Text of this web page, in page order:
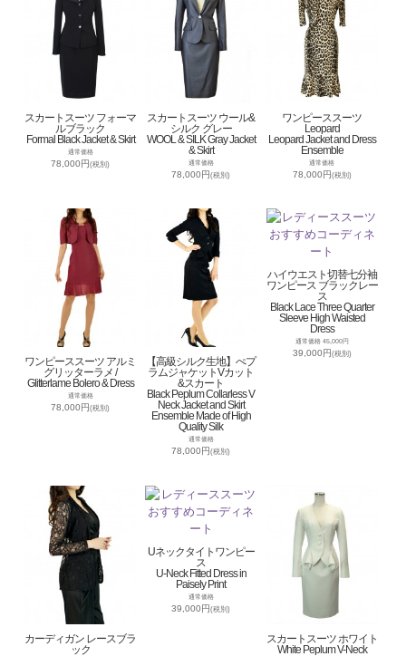
スカートスーツ フォーマ
ルブラック
Formal Black Jacket & Skirt
通常価格
78,000円(税別)
スカートスーツ ウール&
シルク グレー
WOOL & SILK Gray Jacket
& Skirt
通常価格
78,000円(税別)
ワンピーススーツ
Leopard
Leopard Jacket and Dress
Ensemble
通常価格
78,000円(税別)
ワンピーススーツ アルミ
グリッターラメ /
Glitterlame Bolero & Dress
通常価格
78,000円(税別)
【高級シルク生地】ぺプ
ラムジャケットVカット
&スカート
Black Peplum Collarless V
Neck Jacket and Skirt
Ensemble Made of High
Quality Silk
通常価格
78,000円(税別)
ハイウエスト切替七分袖
ワンピース ブラックレー
ス
Black Lace Three Quarter
Sleeve High Waisted
Dress
通常価格 45,000円
39,000円(税別)
カーディガン レースブラ
ック
Uネックタイトワンピー
ス
U-Neck Fitted Dress in
Paisely Print
通常価格
39,000円(税別)
スカートスーツ ホワイト
White Peplum V-Neck